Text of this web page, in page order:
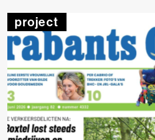
project